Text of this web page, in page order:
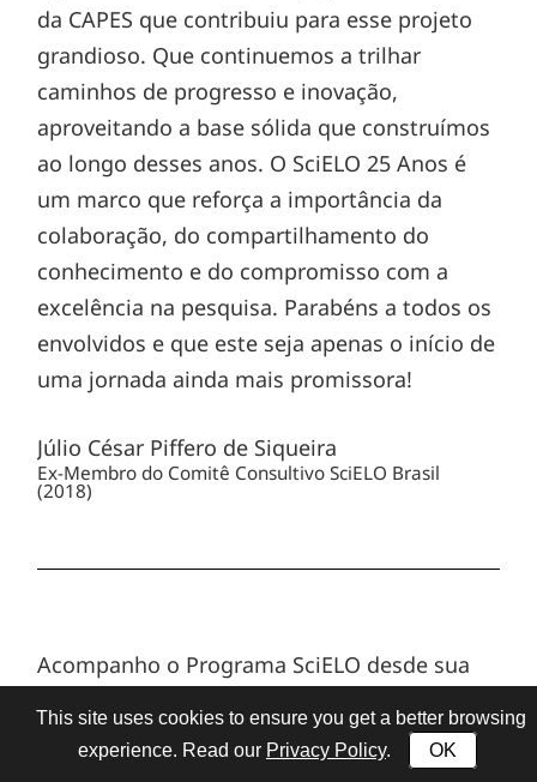
da CAPES que contribuiu para esse projeto
grandioso. Que continuemos a trilhar
caminhos de progresso e inovação,
aproveitando a base sólida que construímos
ao longo desses anos. O SciELO 25 Anos é
um marco que reforça a importância da
colaboração, do compartilhamento do
conhecimento e do compromisso com a
excelência na pesquisa. Parabéns a todos os
envolvidos e que este seja apenas o início de
uma jornada ainda mais promissora!
Júlio César Piffero de Siqueira
Ex-Membro do Comitê Consultivo SciELO Brasil
(2018)
Acompanho o Programa SciELO desde sua
considerei como uma iniciativa na
This site uses cookies to ensure you get a better browsing
experience. Read our Privacy Policy. OK